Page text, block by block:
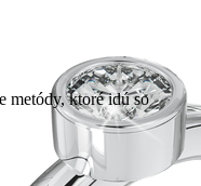
metódy, ktoré idú so